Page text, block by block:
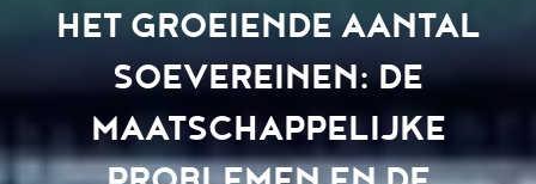
HET GROEIENDE AANTAL
SOEVEREINEN: DE
MAATSCHAPPELIJKE